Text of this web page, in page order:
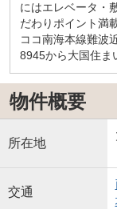
にはエレベータ・
だわりポイント満
ココ南海本線難波
8945から大国住ま
物件概要
所在地
交通